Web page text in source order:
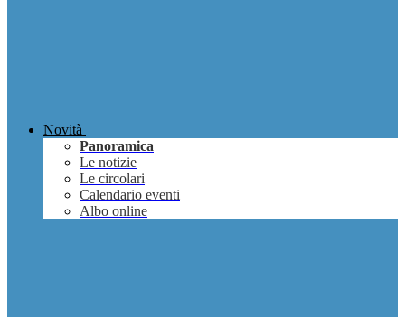
Novità
Panoramica
Le notizie
Le circolari
Calendario eventi
Albo online